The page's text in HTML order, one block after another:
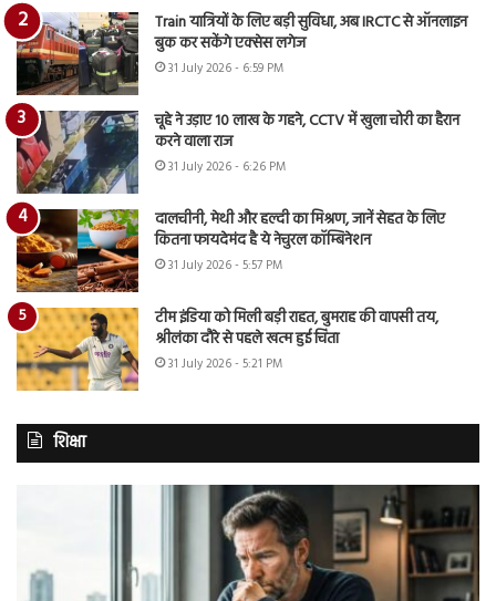
Train यात्रियों के लिए बड़ी सुविधा, अब IRCTC से ऑनलाइन
बुक कर सकेंगे एक्सेस लगेज
31 July 2026 - 6:59 PM
चूहे ने उड़ाए 10 लाख के गहने, CCTV में खुला चोरी का हैरान
करने वाला राज
31 July 2026 - 6:26 PM
दालचीनी, मेथी और हल्दी का मिश्रण, जानें सेहत के लिए
कितना फायदेमंद है ये नेचुरल कॉम्बिनेशन
31 July 2026 - 5:57 PM
टीम इंडिया को मिली बड़ी राहत, बुमराह की वापसी तय,
श्रीलंका दौरे से पहले खत्म हुई चिंता
31 July 2026 - 5:21 PM
शिक्षा